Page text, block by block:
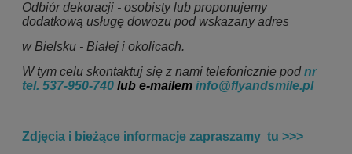
Odbiór dekoracji - osobisty lub proponujemy
dodatkową usługę dowozu pod wskazany adres
w Bielsku - Białej i okolicach.
W tym celu skontaktuj się z nami telefonicznie podnr
tel. 537-950-740 lub e-mailem info@flyandsmile.pl
Zdjęcia i bieżące informacje zapraszamy tu >>>